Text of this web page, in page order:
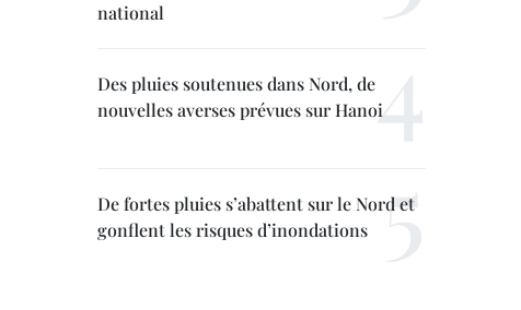
national
Des pluies soutenues dans Nord, de
nouvelles averses prévues sur Hanoi
De fortes pluies s’abattent sur le Nord et
gonflent les risques d’inondations